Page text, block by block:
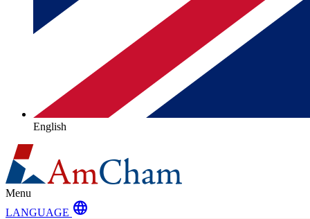
English
Menu
LANGUAGE language